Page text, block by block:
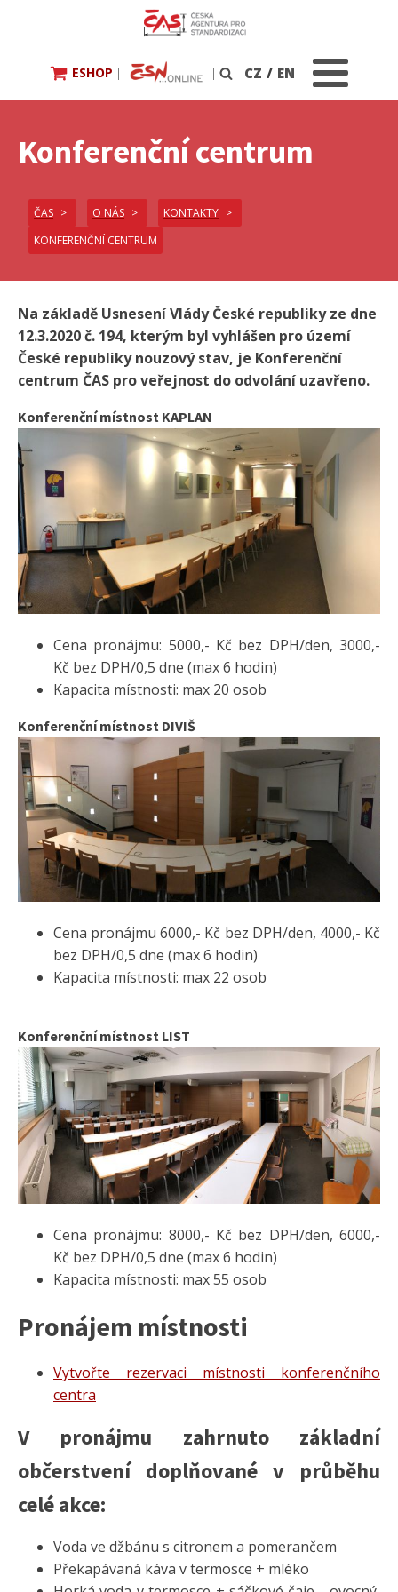
ESHOP | | Vyhledávání
CZ / EN
Konferenční centrum
ČAS O NÁS
KONTAKTY
KONFERENČNÍ CENTRUM
Na základě Usnesení Vlády České republiky ze dne
12.3.2020 č. 194, kterým byl vyhlášen pro území
České republiky nouzový stav, je Konferenční
centrum ČAS pro veřejnost do odvolání uzavřeno.
Konferenční místnost KAPLAN
Cena pronájmu: 5000,- Kč bez DPH/den, 3000,-
Kč bez DPH/0,5 dne (max 6 hodin)
Kapacita místnosti: max 20 osob
Konferenční místnost DIVIŠ
Cena pronájmu 6000,- Kč bez DPH/den, 4000,- Kč
bez DPH/0,5 dne (max 6 hodin)
Kapacita místnosti: max 22 osob
Konferenční místnost LIST
Cena pronájmu: 8000,- Kč bez DPH/den, 6000,-
Kč bez DPH/0,5 dne (max 6 hodin)
Kapacita místnosti: max 55 osob
Pronájem místnosti
Vytvořte rezervaci místnosti konferenčního
centra
V pronájmu zahrnuto základní
občerstvení doplňované v průběhu
celé akce:
Voda ve džbánu s citronem a pomerančem
Překapávaná káva v termosce + mléko